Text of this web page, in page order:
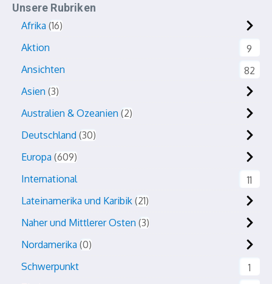
Unsere Rubriken
Afrika 16
Aktion
9
Ansichten
82
Asien 3
Australien & Ozeanien 2
Deutschland 30
Europa 609
International
11
Lateinamerika und Karibik 21
Naher und Mittlerer Osten 3
Nordamerika 0
Schwerpunkt
1